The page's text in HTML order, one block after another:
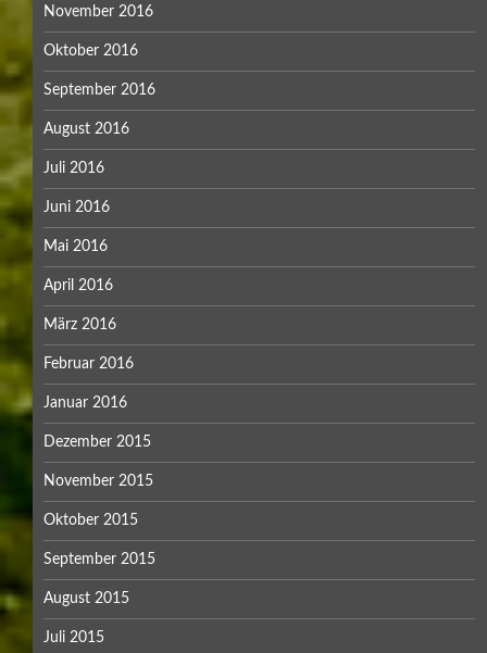
November 2016
Oktober 2016
September 2016
August 2016
Juli 2016
Juni 2016
Mai 2016
April 2016
März 2016
Februar 2016
Januar 2016
Dezember 2015
November 2015
Oktober 2015
September 2015
August 2015
Juli 2015